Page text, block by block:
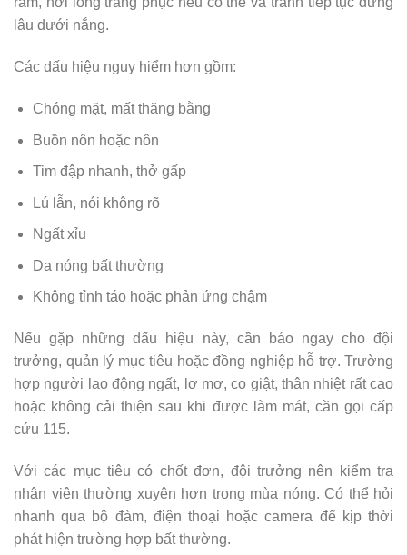
lâu dưới nắng.
Các dấu hiệu nguy hiểm hơn gồm:
Chóng mặt, mất thăng bằng
Buồn nôn hoặc nôn
Tim đập nhanh, thở gấp
Lú lẫn, nói không rõ
Ngất xỉu
Da nóng bất thường
Không tỉnh táo hoặc phản ứng chậm
Nếu gặp những dấu hiệu này, cần báo ngay cho đội
trưởng, quản lý mục tiêu hoặc đồng nghiệp hỗ trợ. Trường
hợp người lao động ngất, lơ mơ, co giật, thân nhiệt rất cao
hoặc không cải thiện sau khi được làm mát, cần gọi cấp
cứu 115.
Với các mục tiêu có chốt đơn, đội trưởng nên kiểm tra
nhân viên thường xuyên hơn trong mùa nóng. Có thể hỏi
nhanh qua bộ đàm, điện thoại hoặc camera để kịp thời
phát hiện trường hợp bất thường.